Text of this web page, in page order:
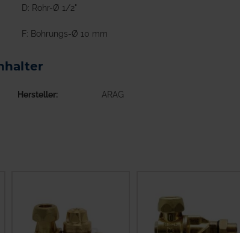
D: Rohr-Ø 1/2"
F: Bohrungs-Ø 10 mm
Hersteller ARAG